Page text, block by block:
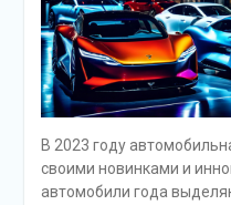
В 2023 году
своими новинками и
автомобили года